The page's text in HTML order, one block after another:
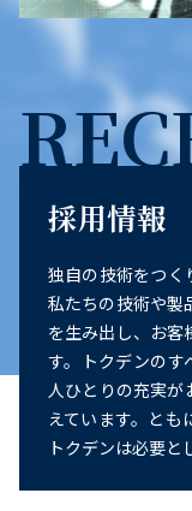
採用情報
独自の技術をつく
私たちの技術や製
を生み出し、お客
す。トクデンのす
人ひとりの充実が
えています。とも
トクデンは必要と